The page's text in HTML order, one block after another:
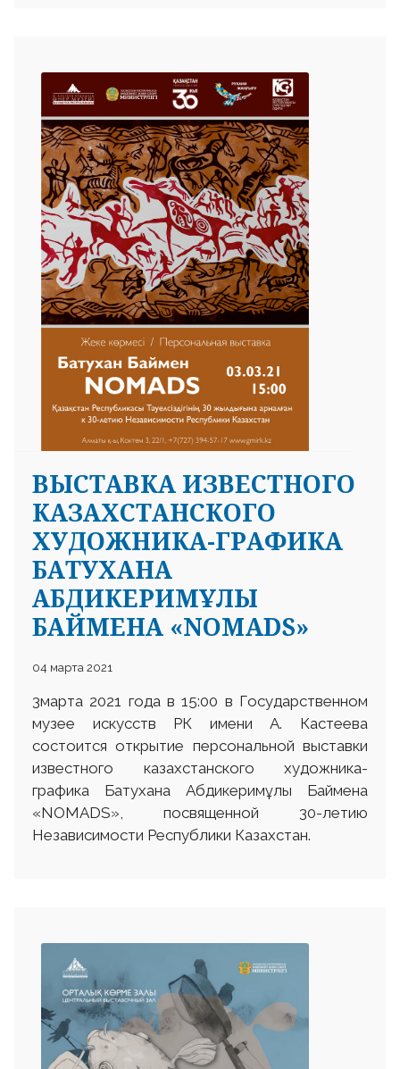
ВЫСТАВКА ИЗВЕСТНОГО
КАЗАХСТАНСКОГО
ХУДОЖНИКА-ГРАФИКА
БАТУХАНА
АБДИКЕРИМҰЛЫ
БАЙМЕНА «NOMADS»
04 марта 2021
3марта 2021 года в 15:00 в Государственном
музее искусств РК имени А. Кастеева
состоится открытие персональной выставки
известного казахстанского художника-
графика Батухана Абдикеримұлы Баймена
«NOMADS», посвященной 30-летию
Независимости Республики Казахстан.